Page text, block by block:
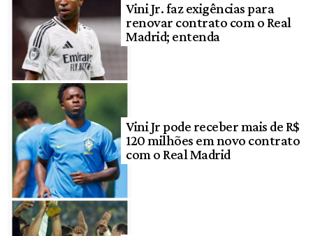
Vini Jr. faz exigências para
renovar contrato com o Real
Madrid; entenda
Vini Jr pode receber mais de R$
120 milhões em novo contrato
com o Real Madrid